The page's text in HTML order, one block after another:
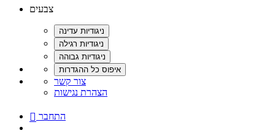
צבעים
צור קשר
הצהרת נגישות
 התחבר